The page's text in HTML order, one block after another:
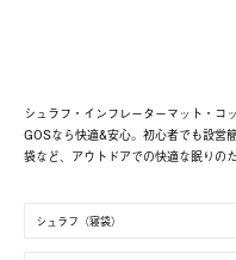
シュラフ・インフレーターマット・コ
GOSなら快適&安心。初心者でも設営
袋など、アウトドアでの快適な眠りの
シュラフ（寝袋）